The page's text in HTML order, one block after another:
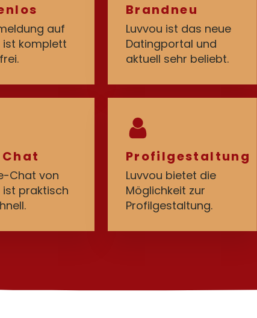
auf
ist komplett
Brandneu
Luvvou ist das neue
Datingportal und
aktuell sehr beliebt.
Chat von
ist praktisch
Profilgestaltung
Luvvou bietet die
Möglichkeit zur
Profilgestaltung.